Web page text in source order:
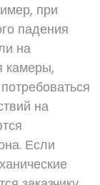
при
падения
на
камеры,
на
Если